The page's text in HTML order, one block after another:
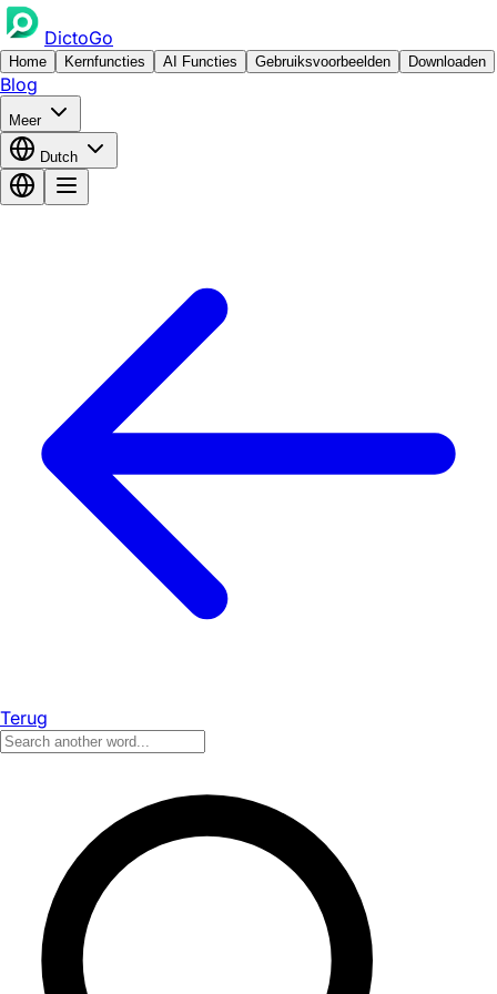
DictoGo
Home Kernfuncties AI Functies Gebruiksvoorbeelden Downloaden
Blog
Meer
Dutch
Terug